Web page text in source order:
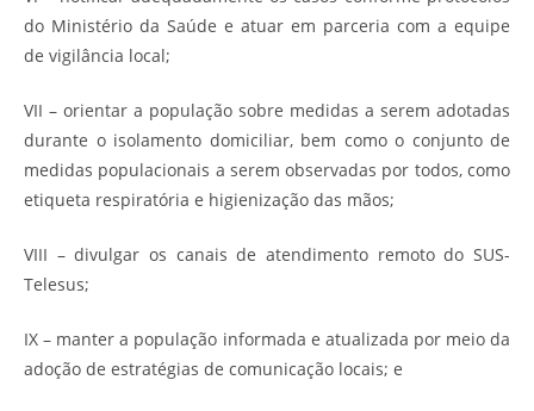
do Ministério da Saúde e atuar em parceria com a equipe
de vigilância local;
VII – orientar a população sobre medidas a serem adotadas
durante o isolamento domiciliar, bem como o conjunto de
medidas populacionais a serem observadas por todos, como
etiqueta respiratória e higienização das mãos;
VIII – divulgar os canais de atendimento remoto do SUS-
Telesus;
IX – manter a população informada e atualizada por meio da
adoção de estratégias de comunicação locais; e